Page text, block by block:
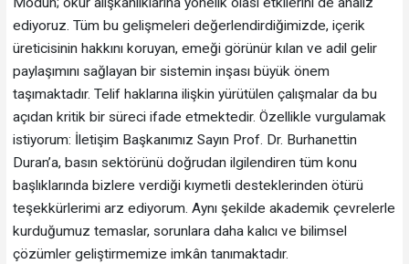
ediyoruz. Tüm bu gelişmeleri değerlendirdiğimizde, içerik
üreticisinin hakkını koruyan, emeği görünür kılan ve adil gelir
paylaşımını sağlayan bir sistemin inşası büyük önem
taşımaktadır. Telif haklarına ilişkin yürütülen çalışmalar da bu
açıdan kritik bir süreci ifade etmektedir. Özellikle vurgulamak
istiyorum: İletişim Başkanımız Sayın Prof. Dr. Burhanettin
Duran’a, basın sektörünü doğrudan ilgilendiren tüm konu
başlıklarında bizlere verdiği kıymetli desteklerinden ötürü
teşekkürlerimi arz ediyorum. Aynı şekilde akademik çevrelerle
kurduğumuz temaslar, sorunlara daha kalıcı ve bilimsel
çözümler geliştirmemize imkân tanımaktadır.